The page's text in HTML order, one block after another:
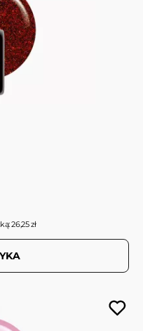
26,25 zł